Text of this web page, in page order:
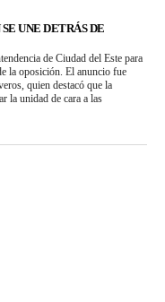
UNE DETRÁS DE
de Ciudad del Este para
la oposición. El anuncio fue
quien destacó que la
la unidad de cara a las